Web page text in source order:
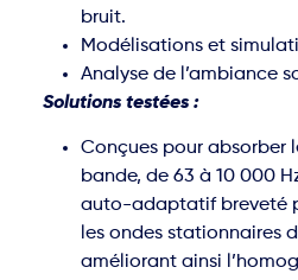
bruit.
Modélisations et
Analyse de l’ambiance
Solutions testées :
Conçues pour absorber
bande, de 63 à 10 000
auto-adaptatif breveté
les ondes stationnaires
améliorant ainsi